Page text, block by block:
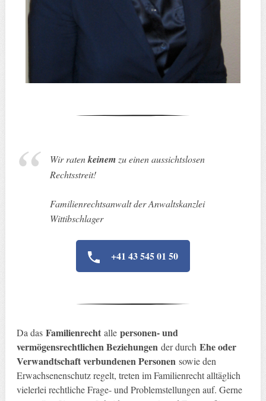
Wir ratenkeinemzu einen aussichtslosen
Rechtsstreit!
Familienrechtsanwalt der Anwaltskanzlei
Wittibschlager
+41 43 545 01 50
Da das Familienrechtallepersonen- und
vermögensrechtlichen Beziehungender durch Ehe oder
Verwandtschaft verbundenen Personensowie den
Erwachsenenschutz regelt, treten im Familienrecht alltäglich
vielerlei rechtliche Frage- und Problemstellungen auf. Gerne